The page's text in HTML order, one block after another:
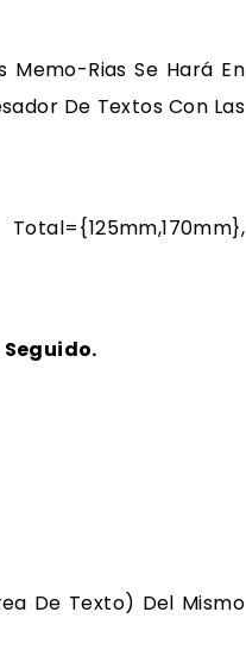
Memo-Rias Se Hará En
De Textos Con Las
De Texto) Del Mismo